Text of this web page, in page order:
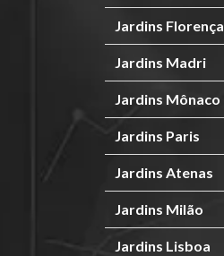
Jardins Florença
Jardins Madri
Jardins Mônaco
Jardins Paris
Jardins Atenas
Jardins Milão
Jardins Lisboa